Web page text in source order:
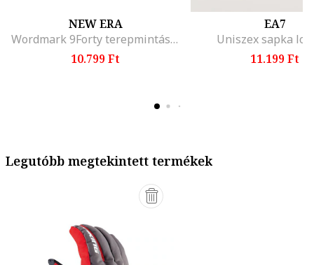
NEW ERA
Wordmark 9Forty terepmintás baseballsapka, Khaki
10.799 Ft
EA7
Uniszex sapka
11.199 Ft
Legutóbb megtekintett termékek